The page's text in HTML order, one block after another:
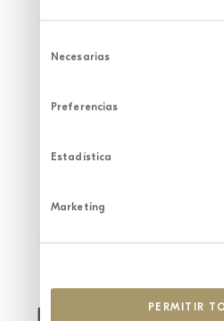
de
consentimiento
Necesarias
Preferencias
Estadística
Marketing
PERMITIR